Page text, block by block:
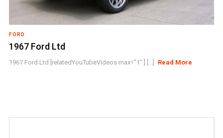
FORD
1967 Ford Ltd
1967 Ford Ltd [relatedYouTubeVideos max="1" ] [...] Read More